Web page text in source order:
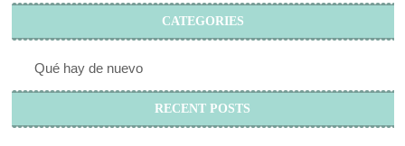
CATEGORIES
Qué hay de nuevo
RECENT POSTS